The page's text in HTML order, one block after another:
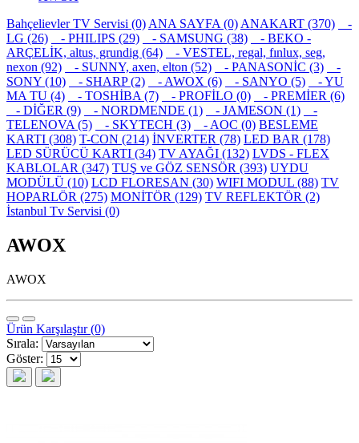
Bahçelievler TV Servisi (0) ANA SAYFA (0) ANAKART (370)
-
LG (26)
- PHILIPS (29) - SAMSUNG (38)
- BEKO -
ARÇELİK, altus, grundig (64)
- VESTEL, regal, fınlux, seg,
nexon (92)
- SUNNY, axen, elton (52) - PANASONİC (3)
-
SONY (10)
- SHARP (2) - AWOX (6) - SANYO (5)
- YU
MA TU (4)
- TOSHİBA (7) - PROFİLO (0)
- PREMİER (6)
- DİĞER (9)
- NORDMENDE (1) - JAMESON (1)
-
TELENOVA (5)
- SKYTECH (3) - AOC (0) BESLEME
KARTI (308) T-CON (214) İNVERTER (78) LED BAR (178)
LED SÜRÜCÜ KARTI (34) TV AYAĞI (132) LVDS - FLEX
KABLOLAR (347) TUŞ ve GÖZ SENSÖR (393) UYDU
MODÜLÜ (10) LCD FLORESAN (30) WIFI MODUL (88) TV
HOPARLÖR (275) MONİTÖR (129) TV REFLEKTÖR (2)
İstanbul Tv Servisi (0)
AWOX
AWOX
Ürün Karşılaştır (0)
Sırala:
Göster: